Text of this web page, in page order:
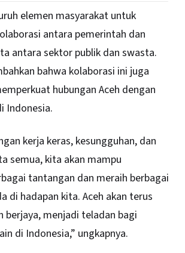
elemen masyarakat untuk
antara pemerintah dan
antara sektor publik dan swasta.
bahwa kolaborasi ini juga
hubungan Aceh dengan
Indonesia.
kerja keras, kesungguhan, dan
semua, kita akan mampu
tantangan dan meraih berbagai
di hadapan kita. Aceh akan terus
berjaya, menjadi teladan bagi
di Indonesia,” ungkapnya.